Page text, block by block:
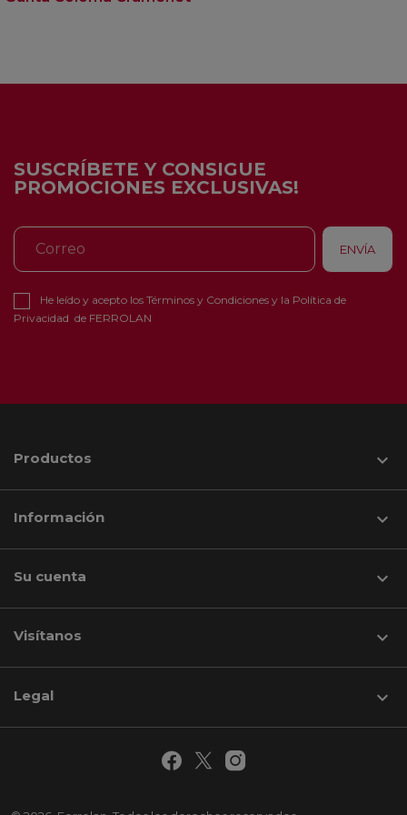
SUSCRÍBETE Y CONSIGUE
PROMOCIONES EXCLUSIVAS!
He leído y acepto los Términos y Condiciones y la Política de
Privacidad de FERROLAN
Productos 
Información 
Su cuenta 
Visítanos keyboard_arrow_down
Legal 